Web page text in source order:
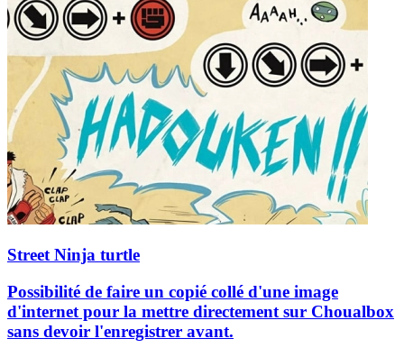
Street Ninja turtle
Possibilité de faire un copié collé d'une image
d'internet pour la mettre directement sur Choualbox
sans devoir l'enregistrer avant.